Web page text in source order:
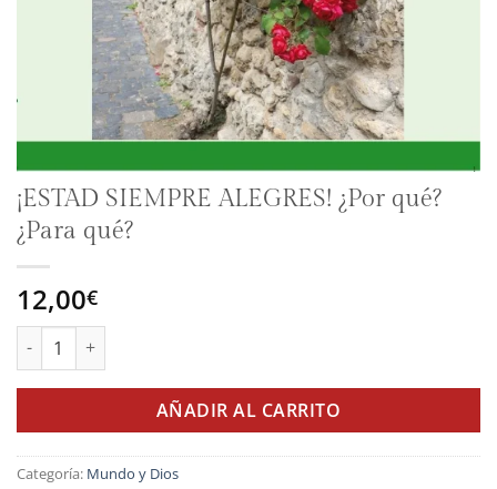
¡ESTAD SIEMPRE ALEGRES! ¿Por qué?
¿Para qué?
12,00€
¡ESTAD SIEMPRE ALEGRES! ¿Por qué? ¿Para qué? cantidad
AÑADIR AL CARRITO
Categoría: Mundo y Dios